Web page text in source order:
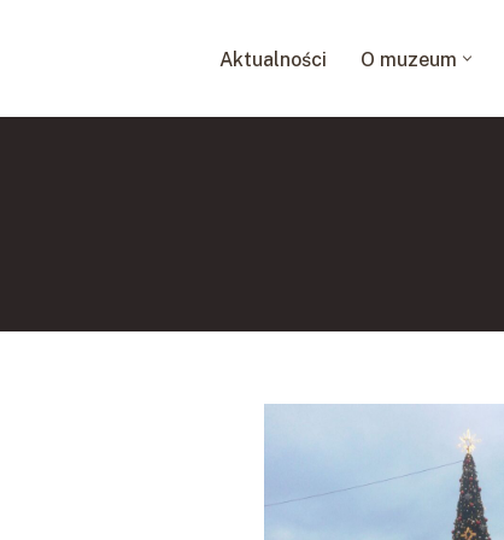
Aktualności O muzeum